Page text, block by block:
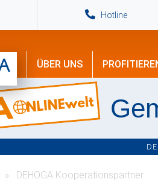
Hotline
ÜBER UNS
DEHOGA Kooperationspartner